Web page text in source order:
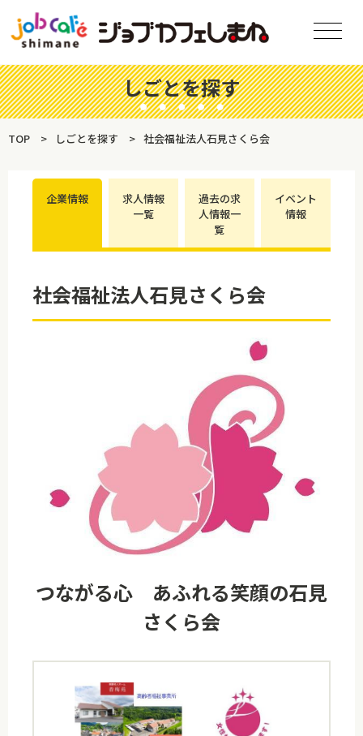
しごとを探す
TOP しごとを探す 社会福祉法人石見さくら会
企業情報
求人情報
一覧
過去の求
人情報一
覧
イベント
情報
社会福祉法人石見さくら会
つながる心 あふれる笑顔の石見
さくら会